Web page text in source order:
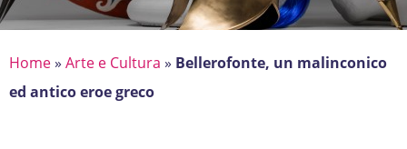
Home» Arte e Cultura » Bellerofonte, un malinconico
ed antico eroe greco